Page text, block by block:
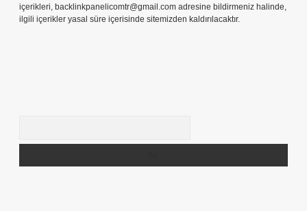
içerikleri, backlinkpanelicomtr@gmail.com adresine bildirmeniz halinde,
ilgili içerikler yasal süre içerisinde sitemizden kaldırılacaktır.